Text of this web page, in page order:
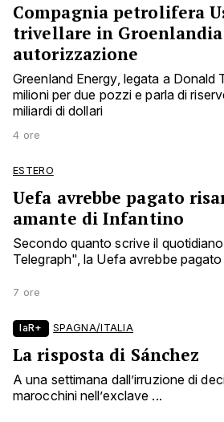
Compagnia petrolifera
trivellare in Groenlandia
autorizzazione
Greenland Energy, legata a Donald
milioni per due pozzi e parla di
miliardi di dollari
4 ore
ESTERO
Uefa avrebbe pagato
amante di Infantino
Secondo quanto scrive il
Telegraph", la Uefa avrebbe pagato
7 ore
laR+ SPAGNA/ITALIA
La risposta di Sánchez
A una settimana dall’irruzione di
marocchini nell’exclave ...